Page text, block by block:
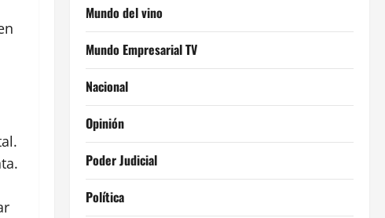
Mundo del vino
Mundo Empresarial TV
Nacional
Opinión
Poder Judicial
Política